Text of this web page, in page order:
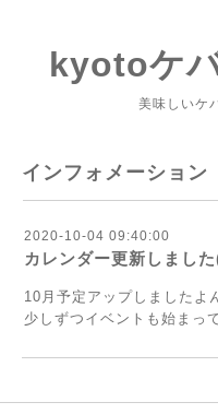
kyotoケ
美味しいケ
インフォメーション
2020-10-04 09:40:00
カレンダー更新しまし
10月予定アップしましたよ
少しずつイベントも始まっ